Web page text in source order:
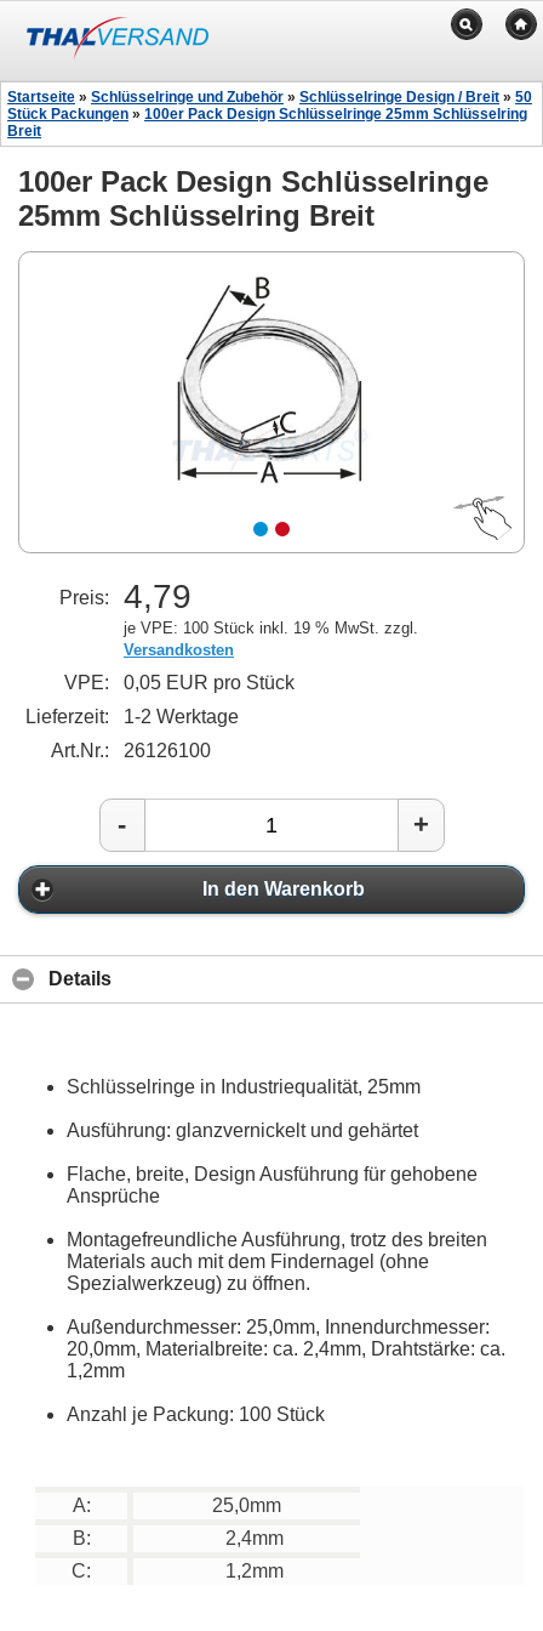
Startseite » Schlüsselringe und Zubehör » Schlüsselringe Design / Breit » 50
Stück Packungen » 100er Pack Design Schlüsselringe 25mm Schlüsselring
Breit
100er Pack Design Schlüsselringe
25mm Schlüsselring Breit
Preis: 4,79
je VPE: 100 Stück inkl. 19 % MwSt. zzgl.
Versandkosten
VPE:
0,05 EUR pro Stück
Lieferzeit:
1-2 Werktage
Art.Nr.:
26126100
- +
In den Warenkorb
Details
Schlüsselringe in Industriequalität, 25mm
Ausführung: glanzvernickelt und gehärtet
Flache, breite, Design Ausführung für gehobene
Ansprüche
Montagefreundliche Ausführung, trotz des breiten
Materials auch mit dem Findernagel (ohne
Spezialwerkzeug) zu öffnen.
Außendurchmesser: 25,0mm, Innendurchmesser:
20,0mm, Materialbreite: ca. 2,4mm, Drahtstärke: ca.
1,2mm
Anzahl je Packung: 100 Stück
A:
25,0mm
B:
2,4mm
C:
1,2mm